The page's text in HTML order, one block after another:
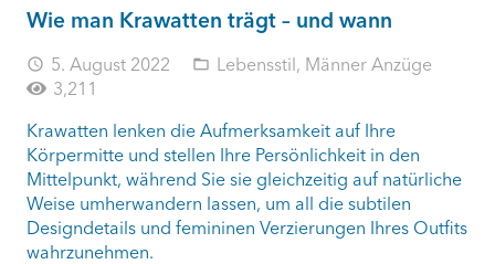
Wie man Krawatten trägt – und wann
access_time 5. August 2022 folder_open Lebensstil, Männer Anzüge
3,211
Krawatten lenken die Aufmerksamkeit auf Ihre
Körpermitte und stellen Ihre Persönlichkeit in den
Mittelpunkt, während Sie sie gleichzeitig auf natürliche
Weise umherwandern lassen, um all die subtilen
Designdetails und femininen Verzierungen Ihres Outfits
wahrzunehmen.